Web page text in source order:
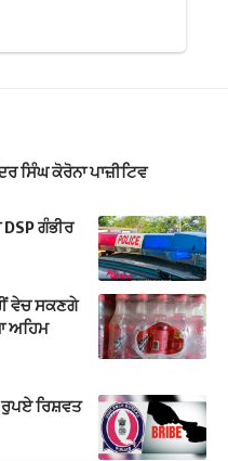
ਸਿੰਘ ਕੋਰੋਨਾ ਪਾਜ਼ੀਟਿਵ
ਗੰਭੀਰ
ਵੇਚ ਸਕਣਗੇ
ਅਹਿਮ
ਰੁਪਏ ਰਿਸ਼ਵਤ